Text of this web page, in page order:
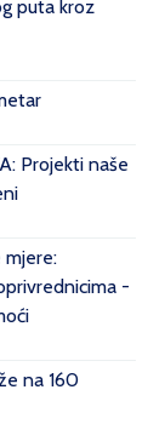
puta kroz
Projekti naše
mjere:
-
na 160